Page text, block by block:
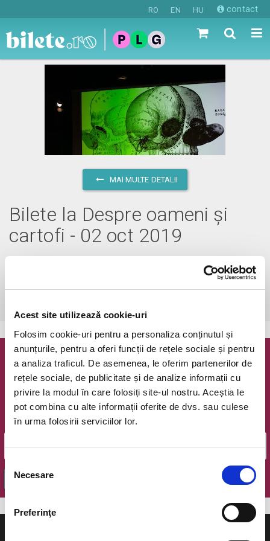
Acest site utilizează cookie-uri
Folosim cookie-uri pentru a personaliza conținutul și
anunțurile, pentru a oferi funcții de rețele sociale și pentru
a analiza traficul. De asemenea, le oferim partenerilor de
rețele sociale, de publicitate și de analize informații cu
privire la modul în care folosiți site-ul nostru. Aceștia le
pot combina cu alte informații oferite de dvs. sau culese
în urma folosirii serviciilor lor.
Selecția
consimțământului
Necesare
Preferinţe
RO EN HU contact
MAI MULTE DETALII
Bilete la Despre oameni și
cartofi - 02 oct 2019
vezi pe harta
Newsletter @ Bilete.ro
Oferte exclusive si o editie saptamanala cu cele mai noi
evenimente.
Email
OK